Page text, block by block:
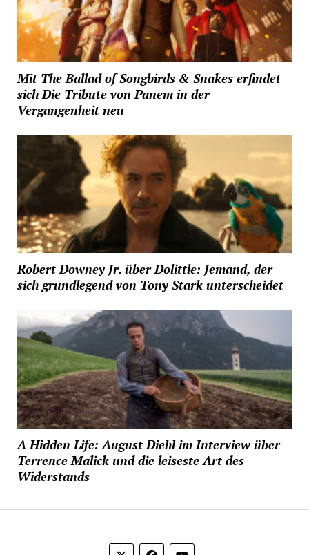
Mit The Ballad of Songbirds & Snakes erfindet
sich Die Tribute von Panem in der
Vergangenheit neu
Robert Downey Jr. über Dolittle: Jemand, der
sich grundlegend von Tony Stark unterscheidet
A Hidden Life: August Diehl im Interview über
Terrence Malick und die leiseste Art des
Widerstands